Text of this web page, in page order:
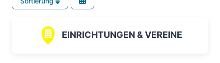
EINRICHTUNGEN & VEREINE